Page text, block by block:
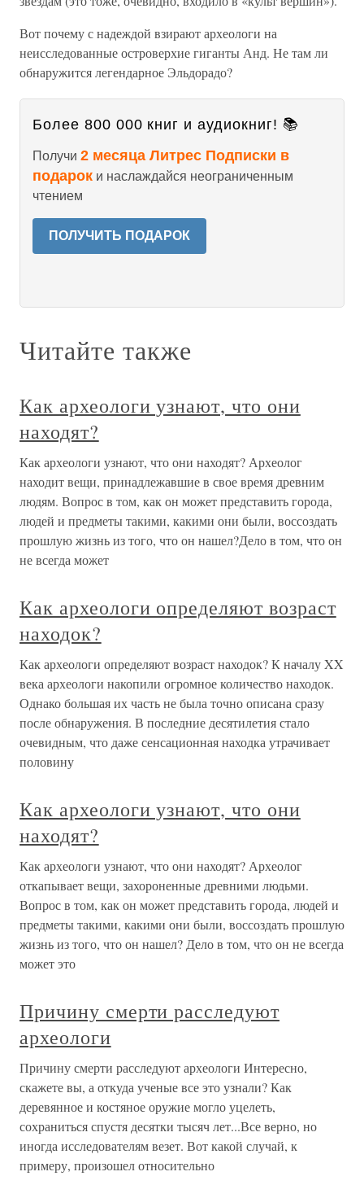
Вот почему с надеждой взирают археологи на
неисследованные островерхие гиганты Анд. Не там ли
обнаружится легендарное Эльдорадо?
Более 800 000 книг и аудиокниг! 📚
Получи 2 месяца Литрес Подписки в
подарок и наслаждайся неограниченным
чтением
ПОЛУЧИТЬ ПОДАРОК
Читайте также
Как археологи узнают, что они
находят?
Как археологи узнают, что они находят? Археолог
находит вещи, принадлежавшие в свое время древним
людям. Вопрос в том, как он может представить города,
людей и предметы такими, какими они были, воссоздать
прошлую жизнь из того, что он нашел?Дело в том, что он
не всегда может
Как археологи определяют возраст
находок?
Как археологи определяют возраст находок? К началу XX
века археологи накопили огромное количество находок.
Однако большая их часть не была точно описана сразу
после обнаружения. В последние десятилетия стало
очевидным, что даже сенсационная находка утрачивает
половину
Как археологи узнают, что они
находят?
Как археологи узнают, что они находят? Археолог
откапывает вещи, захороненные древними людьми.
Вопрос в том, как он может представить города, людей и
предметы такими, какими они были, воссоздать прошлую
жизнь из того, что он нашел? Дело в том, что он не всегда
может это
Причину смерти расследуют
археологи
Причину смерти расследуют археологи Интересно,
скажете вы, а откуда ученые все это узнали? Как
деревянное и костяное оружие могло уцелеть,
сохраниться спустя десятки тысяч лет...Все верно, но
иногда исследователям везет. Вот какой случай, к
примеру, произошел относительно